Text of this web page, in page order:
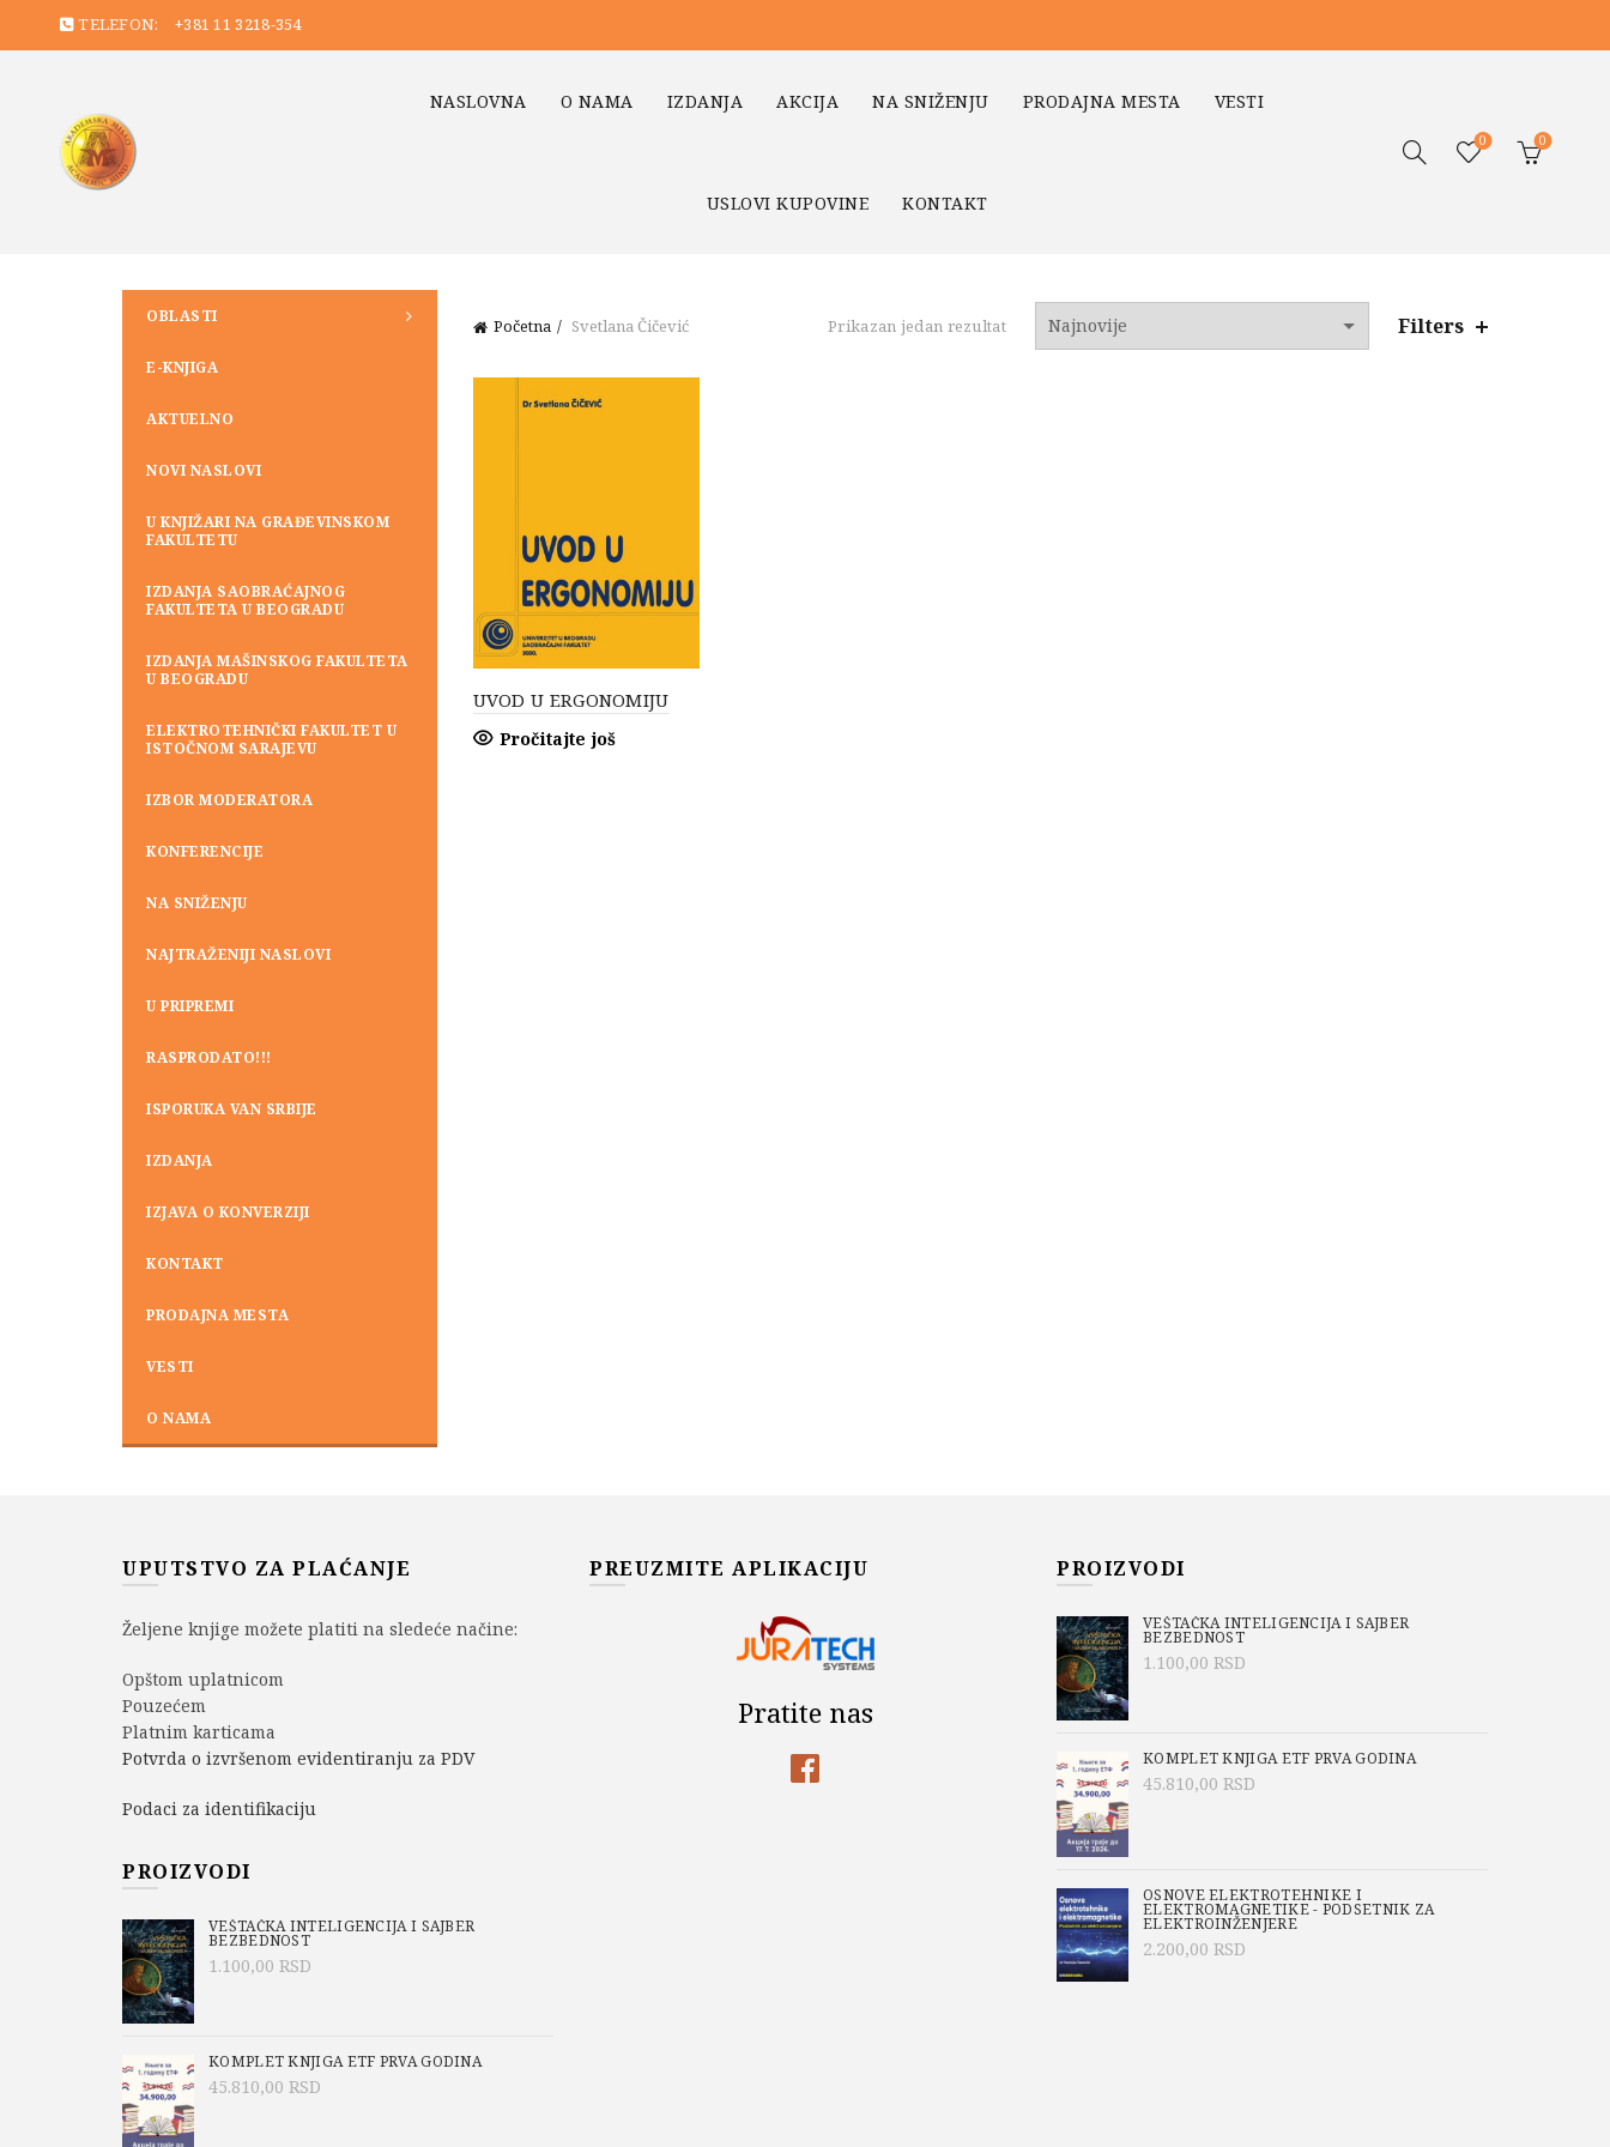
TELEFON: +381 11 3218-354
NASLOVNA O NAMA IZDANJA AKCIJA NA SNIŽENJU PRODAJNA MESTA VESTI
USLOVI KUPOVINE KONTAKT
0 0
Početna Svetlana Čičević Prikazan jedan rezultat Filters
UVOD U ERGONOMIJU
Pročitajte još
OBLASTI
E-KNJIGA
AKTUELNO
NOVI NASLOVI
U KNJIŽARI NA GRAĐEVINSKOM
FAKULTETU
IZDANJA SAOBRAĆAJNOG
FAKULTETA U BEOGRADU
IZDANJA MAŠINSKOG FAKULTETA
U BEOGRADU
ELEKTROTEHNIČKI FAKULTET U
ISTOČNOM SARAJEVU
IZBOR MODERATORA
KONFERENCIJE
NA SNIŽENJU
NAJTRAŽENIJI NASLOVI
U PRIPREMI
RASPRODATO!!!
ISPORUKA VAN SRBIJE
IZDANJA
IZJAVA O KONVERZIJI
KONTAKT
PRODAJNA MESTA
VESTI
O NAMA
UPUTSTVO ZA PLAĆANJE
Željene knjige možete platiti na sledeće načine:
Opštom uplatnicom
Pouzećem
Platnim karticama
Potvrda o izvršenom evidentiranju za PDV
Podaci za identifikaciju
PROIZVODI
VEŠTAČKA INTELIGENCIJA I SAJBER
BEZBEDNOST
1.100,00 RSD
KOMPLET KNJIGA ETF PRVA GODINA
45.810,00 RSD
PREUZMITE APLIKACIJU
Pratite nas
PROIZVODI
VEŠTAČKA INTELIGENCIJA I SAJBER
BEZBEDNOST
1.100,00 RSD
KOMPLET KNJIGA ETF PRVA GODINA
45.810,00 RSD
OSNOVE ELEKTROTEHNIKE I
ELEKTROMAGNETIKE - PODSETNIK ZA
ELEKTROINŽENJERE
2.200,00 RSD